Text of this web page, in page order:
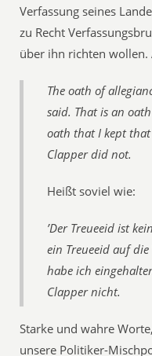
Verfassung seines
zu Recht
über ihn richten wollen.
The oath of
said. That is an
oath that I kept that
Clapper did not.
Heißt soviel wie:
’Der Treueeid ist
ein Treueeid auf
habe ich
Clapper nicht.
Starke und wahre
unsere Politiker-